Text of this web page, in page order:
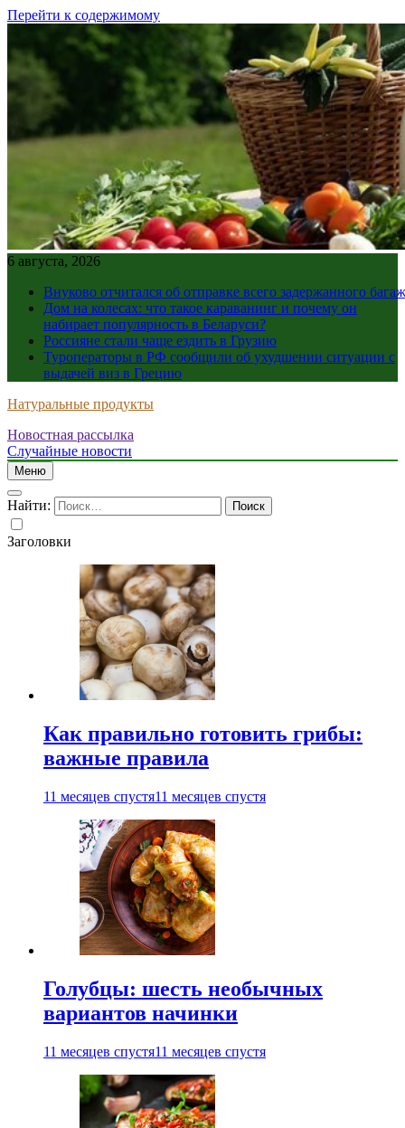
Перейти к содержимому
6 августа, 2026
Внуково отчитался об отправке всего задержанного
Дом на колесах: что такое караванинг и почему он
набирает популярность в Беларуси?
Россияне стали чаще ездить в Грузию
Туроператоры в РФ сообщили об ухудшении ситуации с
выдачей виз в Грецию
Натуральные продукты
Новостная рассылка
Случайные новости
Меню
Найти:
Заголовки
Как правильно готовить грибы:
важные правила
11 месяцев спустя11 месяцев спустя
Голубцы: шесть необычных
вариантов начинки
11 месяцев спустя11 месяцев спустя